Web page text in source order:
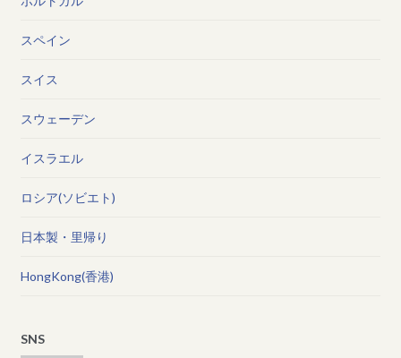
スペイン
スイス
スウェーデン
イスラエル
ロシア(ソビエト)
日本製・里帰り
HongKong(香港)
SNS